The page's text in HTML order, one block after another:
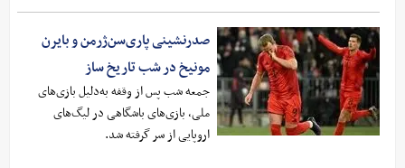
صدرنشینی پاری‌سن‌ژرمن و بایرن
مونیخ در شب تاریخ ساز
جمعه شب پس از وقفه به‌دلیل بازی‌های
ملی، بازی‌های باشگاهی در لیگ‌های
اروپایی از سر گرفته شد.